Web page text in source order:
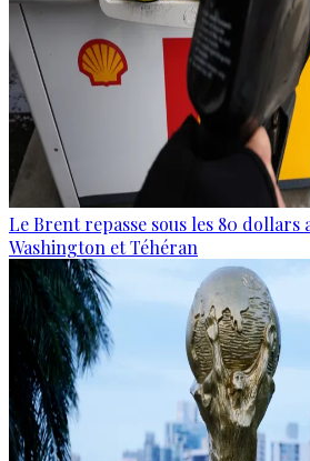
Le Brent repasse sous les 80 dollars
Washington et Téhéran